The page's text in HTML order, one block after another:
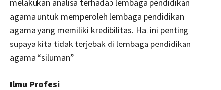
melakukan analisa terhadap lembaga pendidikan
agama untuk memperoleh lembaga pendidikan
agama yang memiliki kredibilitas. Hal ini penting
supaya kita tidak terjebak di lembaga pendidikan
agama “siluman”.
Ilmu Profesi